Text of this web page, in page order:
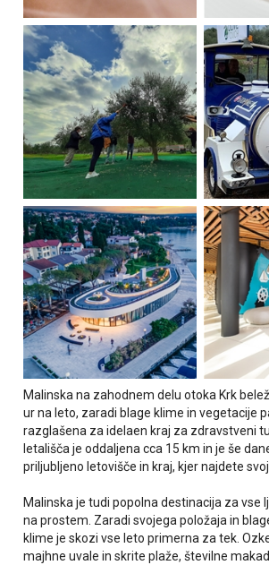
Malinska na zahodnem delu otoka Krk
ur na leto, zaradi blage klime in vegetacije
razglašena za idelaen kraj za zdravstveni
letališča je oddaljena cca 15 km in je še
priljubljeno letovišče in kraj, kjer najdete svoj
Malinska je tudi popolna destinacija za vse
na prostem. Zaradi svojega položaja in
klime je skozi vse leto primerna za tek.
majhne uvale in skrite plaže, številne